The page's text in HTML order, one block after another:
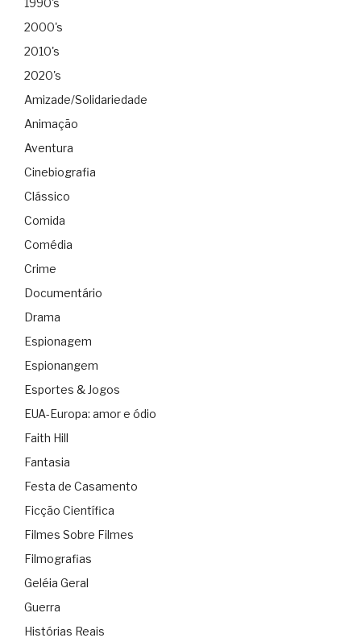
2000's
2010's
2020's
Amizade/Solidariedade
Animação
Aventura
Cinebiografia
Clássico
Comida
Comédia
Crime
Documentário
Drama
Espionagem
Espionangem
Esportes & Jogos
EUA-Europa: amor e ódio
Faith Hill
Fantasia
Festa de Casamento
Ficção Científica
Filmes Sobre Filmes
Filmografias
Geléia Geral
Guerra
Histórias Reais